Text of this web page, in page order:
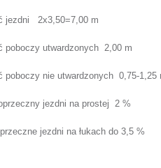
jezdni 2x3,50=7,00 m
poboczy utwardzonych 2,00 m
poboczy nie utwardzonych 0,75-1,25
jezdni na prostej 2 %
jezdni na łukach do 3,5 %